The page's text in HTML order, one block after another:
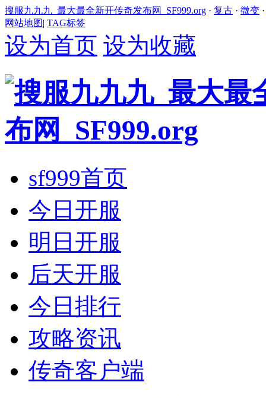
搜服九九九_最大最全新开传奇发布网_SF999.org · 复古 · 微变
网站地图| TAG标签
设为首页 设为收藏
sf999首页
今日开服
明日开服
后天开服
今日排行
攻略资讯
传奇客户端